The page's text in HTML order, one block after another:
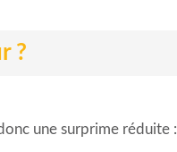
?
une surprime réduite :